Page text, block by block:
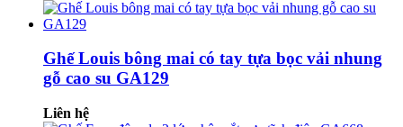
Ghế Louis bông mai có tay tựa bọc vải nhung
gỗ cao su GA129
Liên hệ